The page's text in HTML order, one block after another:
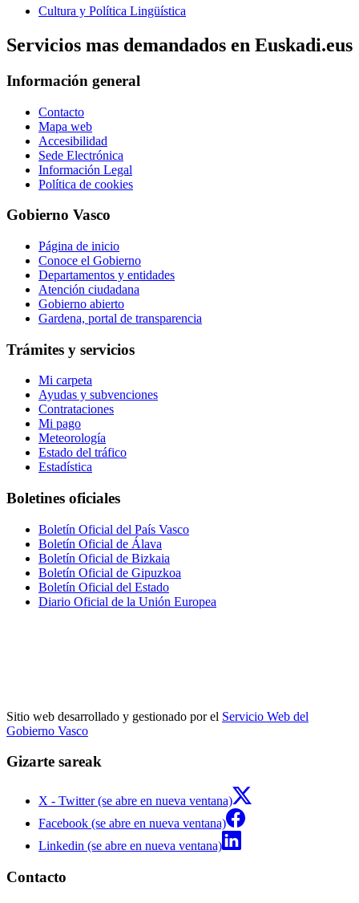
Cultura y Política Lingüística
Servicios mas demandados en Euskadi.eus
Información general
Contacto
Mapa web
Accesibilidad
Sede Electrónica
Información Legal
Política de cookies
Gobierno Vasco
Página de inicio
Conoce el Gobierno
Departamentos y entidades
Atención ciudadana
Gobierno abierto
Gardena, portal de transparencia
Trámites y servicios
Mi carpeta
Ayudas y subvenciones
Contrataciones
Mi pago
Meteorología
Estado del tráfico
Estadística
Boletines oficiales
Boletín Oficial del País Vasco
Boletín Oficial de Álava
Boletín Oficial de Bizkaia
Boletín Oficial de Gipuzkoa
Boletín Oficial del Estado
Diario Oficial de la Unión Europea
Sitio web desarrollado y gestionado por el Servicio Web del
Gobierno Vasco
Gizarte sareak
X - Twitter (se abre en nueva ventana)
Facebook (se abre en nueva ventana)
Linkedin (se abre en nueva ventana)
Contacto